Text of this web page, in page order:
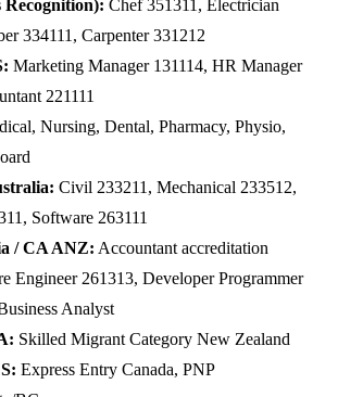
Chef 351311, Electrician
334111, Carpenter 331212
Marketing Manager 131114, HR Manager
221111
Nursing, Dental, Pharmacy, Physio,
Civil 233211, Mechanical 233512,
Software 263111
/ CA ANZ: Accountant accreditation
Engineer 261313, Developer Programmer
Analyst
Skilled Migrant Category New Zealand
Express Entry Canada, PNP